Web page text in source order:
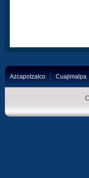
Azcapotzalco Cuajimalpa